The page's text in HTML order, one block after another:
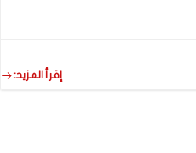
إقرأ المزيد: